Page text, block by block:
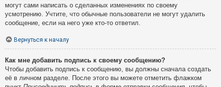
могут сами написать о сделанных изменениях по своему
усмотрению. Учтите, что обычные пользователи не могут удалить
сообщение, если на него уже кто-то ответил.
Вернуться к началу
Как мне добавить подпись к своему сообщению?
Чтобы добавить подпись к сообщению, вы должны сначала создать
её в личном разделе. После этого вы можете отметить флажком